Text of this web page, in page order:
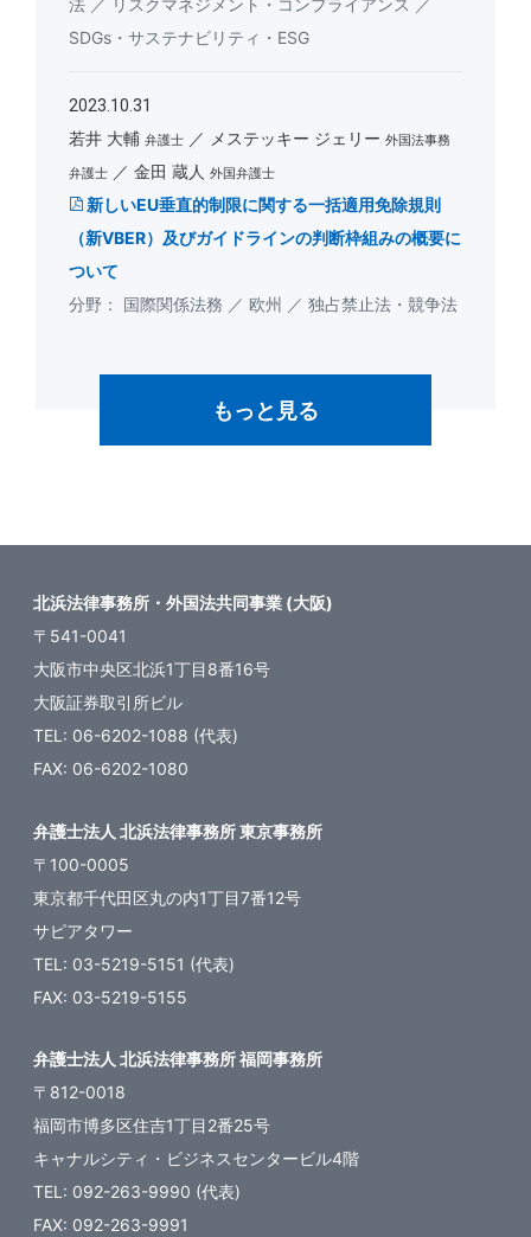
法
リスクマネジメント・コンプライアンス
SDGs・サステナビリティ・ESG
2023.10.31
若井 大輔 弁護士 メステッキー ジェリー 外国法事務
弁護士
金田 蔵人 外国弁護士
新しいEU垂直的制限に関する一括適用免除規則
（新VBER）及びガイドラインの判断枠組みの概要に
ついて
国際関係法務
欧州 独占禁止法・競争法
もっと見る
北浜法律事務所・外国法共同事業 (大阪)
〒541-0041
大阪市中央区北浜1丁目8番16号
大阪証券取引所ビル
TEL: 06-6202-1088 (代表)
FAX: 06-6202-1080
弁護士法人 北浜法律事務所 東京事務所
〒100-0005
東京都千代田区丸の内1丁目7番12号
サピアタワー
TEL: 03-5219-5151 (代表)
FAX: 03-5219-5155
弁護士法人 北浜法律事務所 福岡事務所
〒812-0018
福岡市博多区住吉1丁目2番25号
キャナルシティ・ビジネスセンタービル4階
TEL: 092-263-9990 (代表)
FAX: 092-263-9991